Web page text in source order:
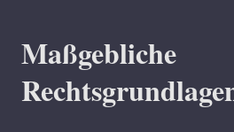
Maßgebliche